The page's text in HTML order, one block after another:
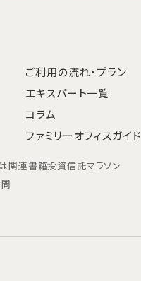
ご利用の流れ・プラン
エキスパート一覧
コラム
ファミリーオフィスガイド
関連書籍投資信託マラソン